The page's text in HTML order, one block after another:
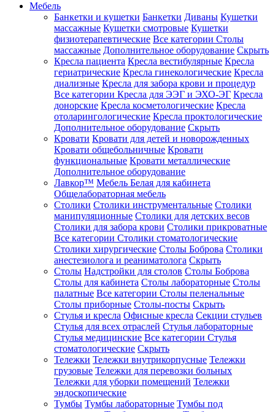
Мебель
Банкетки и кушетки Банкетки Диваны Кушетки
массажные Кушетки смотровые Кушетки
физиотерапевтические Все категории Столы
массажные Дополнительное оборудование Скрыть
Кресла пациента Кресла вестибулярные Кресла
гериатрические Кресла гинекологические Кресла
диализные Кресла для забора крови и процедур
Все категории Кресла для ЭЭГ и ЭХО-ЭГ Кресла
донорские Кресла косметологические Кресла
отоларингологические Кресла проктологические
Дополнительное оборудование Скрыть
Кровати Кровати для детей и новорожденных
Кровати общебольничные Кровати
функциональные Кровати металлические
Дополнительное оборудование
Лавкор™ Мебель Белая для кабинета
Общелабораторная мебель
Столики Столики инструментальные Столики
манипуляционные Столики для детских весов
Столики для забора крови Столики прикроватные
Все категории Столики стоматологические
Столики хирургические Столы Боброва Столики
анестезиолога и реаниматолога Скрыть
Столы Надстройки для столов Столы Боброва
Столы для кабинета Столы лабораторные Столы
палатные Все категории Столы пеленальные
Столы приборные Столы-посты Скрыть
Стулья и кресла Офисные кресла Секции стульев
Стулья для всех отраслей Стулья лабораторные
Стулья медицинские Все категории Стулья
стоматологические Скрыть
Тележки Тележки внутрикорпусные Тележки
грузовые Тележки для перевозки больных
Тележки для уборки помещений Тележки
эндоскопические
Тумбы Тумбы лабораторные Тумбы под